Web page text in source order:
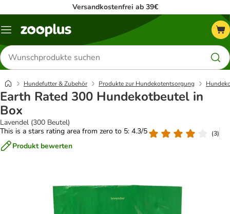
Versandkostenfrei ab 39€
Menü
Produkte
suchen
Hundefutter & Zubehör Produkte zur Hundekotentsorgung
Earth Rated 300 Hundekotbeutel in
Box
Lavendel (300 Beutel)
This is a stars rating area from zero to 5: 4.3/5
(3)
Produkt bewerten